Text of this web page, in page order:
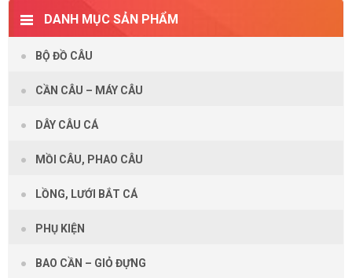
DANH MỤC SẢN PHẨM
BỘ ĐỒ CÂU
CẦN CÂU – MÁY CÂU
DÂY CÂU CÁ
MỒI CÂU, PHAO CÂU
LỒNG, LƯỚI BẮT CÁ
PHỤ KIỆN
BAO CẦN – GIỎ ĐỰNG